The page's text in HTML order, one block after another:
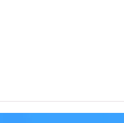
及着重應用的課程設
作綜合學習（Work-
專業技術及知識可以